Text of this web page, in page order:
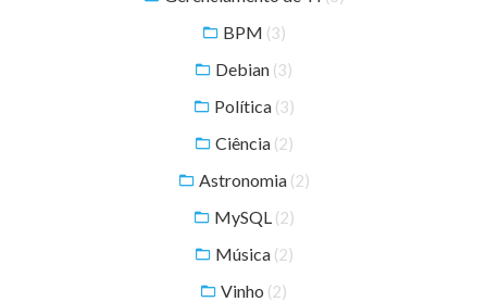
BPM (3)
Debian (3)
Política (3)
Ciência (2)
Astronomia (2)
MySQL (2)
Música (2)
Vinho (2)